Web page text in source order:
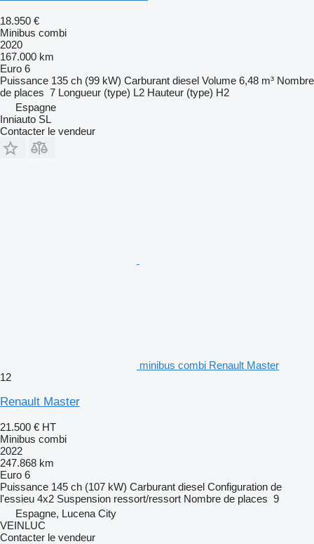
18.950 €
Minibus combi
2020
167.000 km
Euro 6
Puissance 135 ch (99 kW) Carburant diesel Volume 6,48 m³ Nombre
de places 7 Longueur (type) L2 Hauteur (type) H2
Espagne
Inniauto SL
Contacter le vendeur
minibus combi Renault Master
12
Renault Master
21.500 € HT
Minibus combi
2022
247.868 km
Euro 6
Puissance 145 ch (107 kW) Carburant diesel Configuration de
l'essieu 4x2 Suspension ressort/ressort Nombre de places 9
Espagne, Lucena City
VEINLUC
Contacter le vendeur